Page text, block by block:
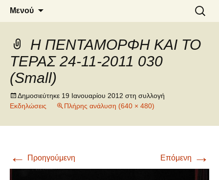
6o ΔΗΜΟΤΙΚΟ ΣΧΟΛΕΙΟ
ΝΑΟΥΣΑΣ
Μενού
για:
Η ΠΕΝΤΑΜΟΡΦΗ ΚΑΙ ΤΟ
ΤΕΡΑΣ 24-11-2011 030
(Small)
Δημοσιεύτηκε 19 Ιανουαρίου 2012 στη συλλογή
Εκδηλώσεις
Πλήρης ανάλυση (640 × 480)
← Προηγούμενη Επόμενη →